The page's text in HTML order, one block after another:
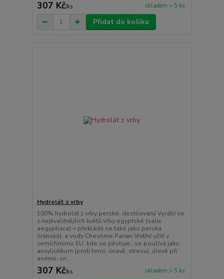
307 Kč/ks skladem > 5 ks
Přidat do košíku
Hydrolát z vrby
100% hydrolát z vrby perské, destilovaný Vyrábí se
z nejkvalitnějších květů vrby egyptské (salix
aegyptiaca) = překládá se také jako perská
(iránská), a vody Cheshme Parian Vnitřní užití v
zemíchmimo EU, kde se pěstuje,, se používá jako
anxyliotikum (proti tenzi, únavě, stresu), úlevě při
anémii, sn...
307 Kč/ks skladem > 5 ks